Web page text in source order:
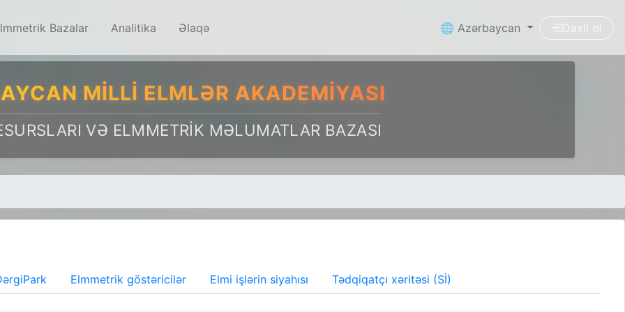
Bazalar Analitika Əlaqə 🌐 Azərbaycan Daxil ol
MILLI ELMLƏR AKADEMIYASI
VƏ ELMMETRIK MƏLUMATLAR BAZASI
Elmmetrik göstəricilər Elmi işlərin siyahısı Tədqiqatçı xəritəsi (Sİ)